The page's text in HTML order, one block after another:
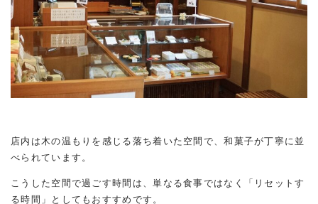
店内は木の温もりを感じる落ち着いた空間で、和菓子が丁寧に並
べられています。
こうした空間で過ごす時間は、単なる食事ではなく「リセットす
る時間」としてもおすすめです。